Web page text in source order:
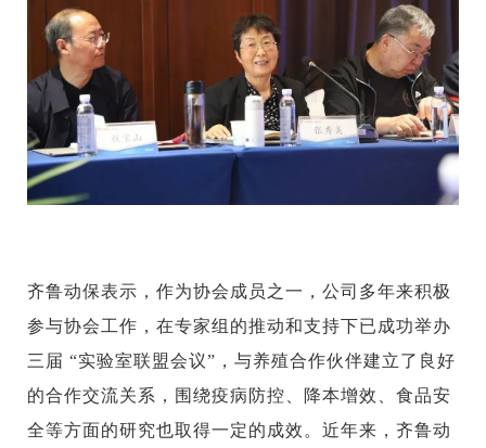
齐鲁动保表示，作为协会成员之一，公司多年来积极
参与协会工作，在专家组的推动和支持下已成功举办
三届 “实验室联盟会议”，与养殖合作伙伴建立了良好
的合作交流关系，围绕疫病防控、降本增效、食品安
全等方面的研究也取得一定的成效。近年来，齐鲁动